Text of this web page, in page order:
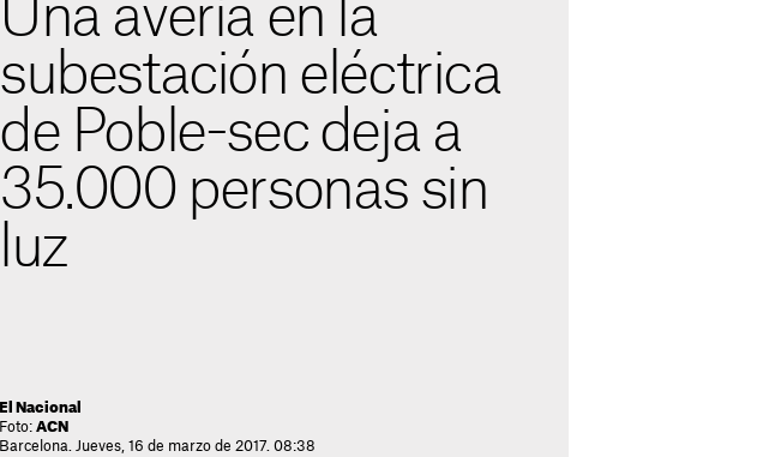
Una avería en la
subestación eléctrica
de Poble-sec deja a
35.000 personas sin
luz
El Nacional
Foto: ACN
Barcelona. Jueves, 16 de marzo de 2017. 08:38